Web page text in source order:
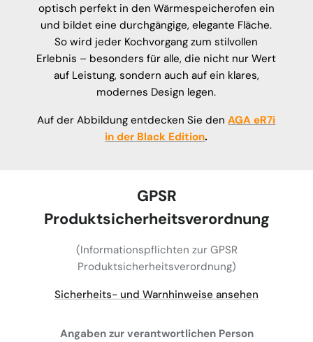
optisch perfekt in den Wärmespeicherofen ein
und bildet eine durchgängige, elegante Fläche.
So wird jeder Kochvorgang zum stilvollen
Erlebnis – besonders für alle, die nicht nur Wert
auf Leistung, sondern auch auf ein klares,
modernes Design legen.
Auf der Abbildung entdecken Sie denAGA eR7i
in der Black Edition.
GPSR
Produktsicherheitsverordnung
(Informationspflichten zur GPSR
Produktsicherheitsverordnung)
Sicherheits- und Warnhinweise ansehen
Angaben zur verantwortlichen Person